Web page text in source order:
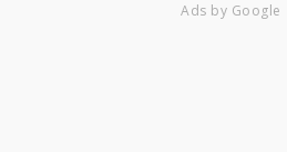
Ads by Google